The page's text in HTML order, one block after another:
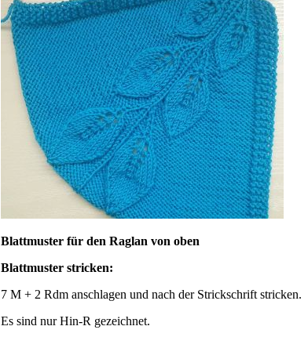
Blattmuster für den Raglan von oben
Blattmuster stricken:
7 M + 2 Rdm anschlagen und nach der Strickschrift stricken.
Es sind nur Hin-R gezeichnet.